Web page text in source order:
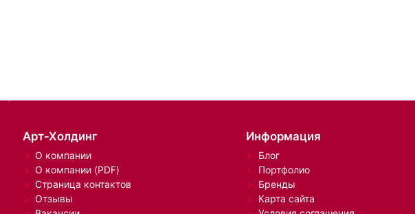
Арт-Холдинг
О компании
О компании (PDF)
Страница контактов
Отзывы
Информация
Блог
Портфолио
Бренды
Карта сайта